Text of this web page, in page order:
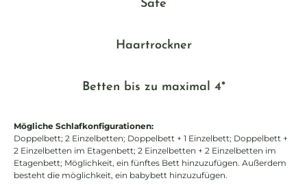
Safe
Haartrockner
Betten bis zu maximal 4*
Mögliche Schlafkonfigurationen:
Doppelbett; 2 Einzelbetten; Doppelbett + 1 Einzelbett; Doppelbett +
2 Einzelbetten im Etagenbett; 2 Einzelbetten + 2 Einzelbetten im
Etagenbett; Möglichkeit, ein fünftes Bett hinzuzufügen. Außerdem
besteht die möglichkeit, ein babybett hinzuzufügen.